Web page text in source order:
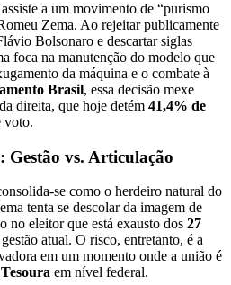
a um movimento de “purismo
Zema. Ao rejeitar publicamente
Bolsonaro e descartar siglas
foca na manutenção do modelo que
da máquina e o combate à
Brasil, essa decisão mexe
direita, que hoje detém 41,4% de
voto.
Gestão vs. Articulação
se como o herdeiro natural do
tenta se descolar da imagem de
no eleitor que está exausto dos 27
atual. O risco, entretanto, é a
em um momento onde a união é
em nível federal.